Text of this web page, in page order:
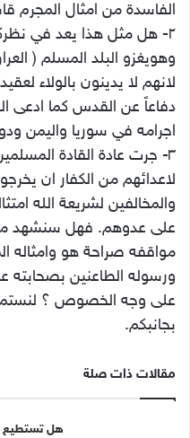
الفاسدة من امثال المجرم
٢- هل مثل هذا يعد في
وهويغزو البلد المسلم (
لانهم لا يدينون بالولاء
دفاعاً عن القدس كما ادعى
اجرامه في سوريا واليمن
٣- جرت عادة القادة
لاعدائهم من الكفار ان
والمخالفين لشريعة الله
على عدوهم. فهل سنشهد
مواقفه صراحة هو وامثاله
ورسوله الطاعنين
على وجه الخصوص ؟
بجانبكم.
مقالات ذات صلة
هل تستطيع